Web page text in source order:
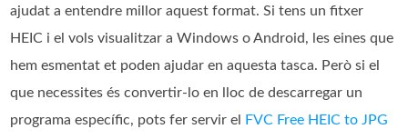
ajudat a entendre millor aquest format. Si tens un fitxer
HEIC i el vols visualitzar a Windows o Android, les eines que
hem esmentat et poden ajudar en aquesta tasca. Però si el
que necessites és convertir-lo en lloc de descarregar un
programa específic, pots fer servir el
FVC Free HEIC to JPG